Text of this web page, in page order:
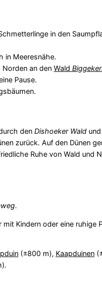
in den
in Meeresnähe.
an den Wald
Pause.
den Dishoeker Waldund
zurück. Auf den Dünen
Ruhe von Wald und
.
Kindern oder eine ruhige
(±800 m), Kaapduinen